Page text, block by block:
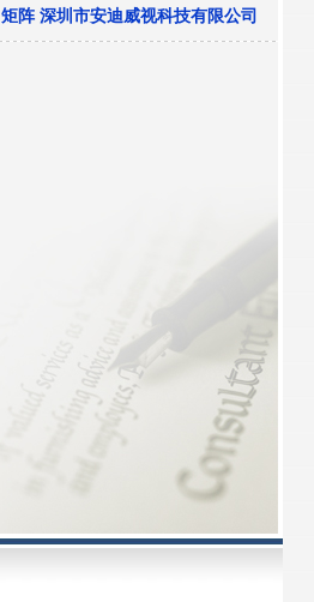
阵 深圳市安迪威视科技有限公司